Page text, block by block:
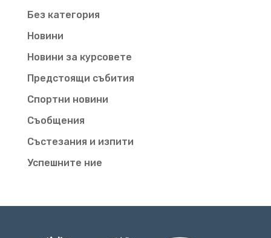
Без категория
Новини
Новини за курсовете
Предстоящи събития
Спортни новини
Съобщения
Състезания и изпити
Успешните ние